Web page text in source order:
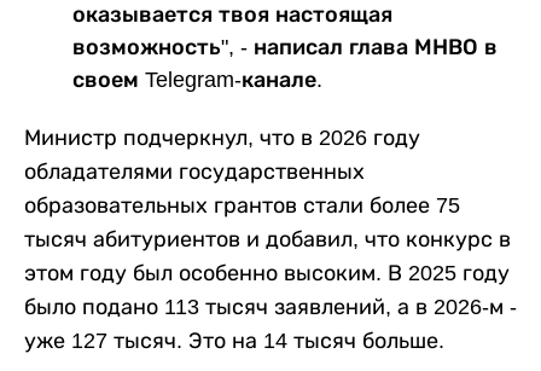
оказывается твоя настоящая
возможность", - написал глава МНВО в
своем Telegram-канале.
Министр подчеркнул, что в 2026 году
обладателями государственных
образовательных грантов стали более 75
тысяч абитуриентов и добавил, что конкурс в
этом году был особенно высоким. В 2025 году
было подано 113 тысяч заявлений, а в 2026-м -
уже 127 тысяч. Это на 14 тысяч больше.